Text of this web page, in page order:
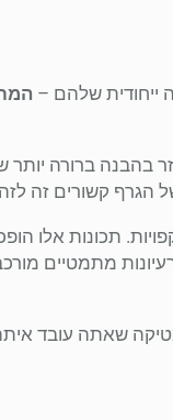
ייחודית שלהם –
בהבנה ברורה יותר
הגרף קשורים זה
תכונות אלו
מתמטיים
שאתה עובד